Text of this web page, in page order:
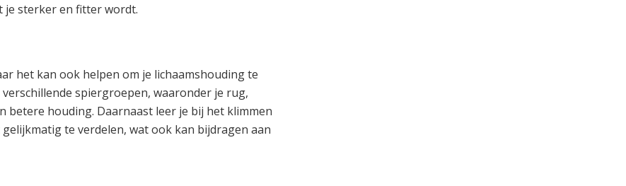
je sterker en fitter wordt.
het kan ook helpen om je lichaamshouding te
spiergroepen, waaronder je rug,
betere houding. Daarnaast leer je bij het klimmen
te verdelen, wat ook kan bijdragen aan